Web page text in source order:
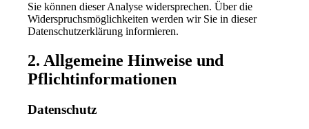
Sie können dieser Analyse widersprechen. Über die
Widerspruchsmöglichkeiten werden wir Sie in dieser
Datenschutzerklärung informieren.
2. Allgemeine Hinweise und
Pflichtinformationen
Datenschutz